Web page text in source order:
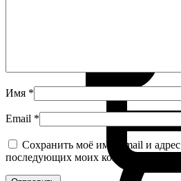
Имя *
Email *
Сохранить моё имя, email и адрес
последующих моих комментариев.